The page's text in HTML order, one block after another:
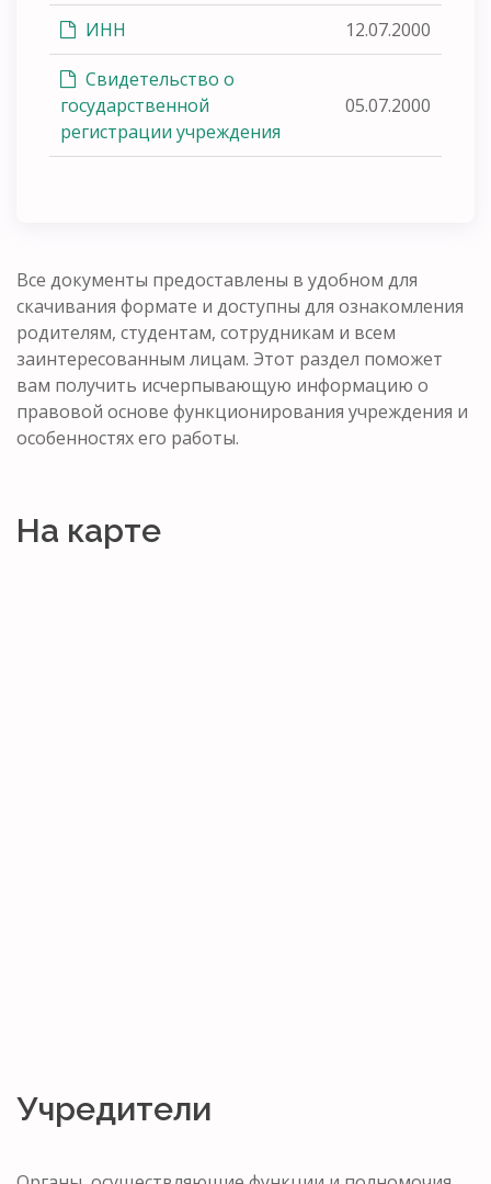
ИНН 12.07.2000
Свидетельство о
государственной
регистрации учреждения
05.07.2000
Все документы предоставлены в удобном для
скачивания формате и доступны для ознакомления
родителям, студентам, сотрудникам и всем
заинтересованным лицам. Этот раздел поможет
вам получить исчерпывающую информацию о
правовой основе функционирования учреждения и
особенностях его работы.
На карте
Учредители